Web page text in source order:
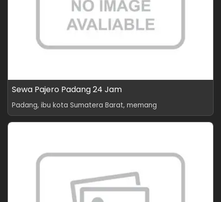
Sewa Pajero Padang 24 Jam
Padang, ibu kota Sumatera Barat, memang